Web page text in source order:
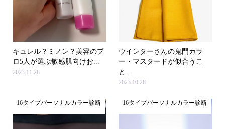
キュレル？ミノン？美容のプ
ロ5人が選ぶ敏感肌向けお...
2023.11.28
ウインターさんの鬼門カラ
ー・マスタードが似合うこ
と...
2023.10.28
16タイプパーソナルカラー診断 16タイプパーソナルカラー診断